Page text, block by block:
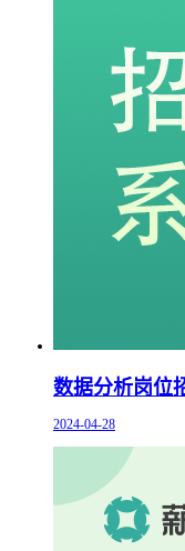
数据分析岗位
2024-04-28